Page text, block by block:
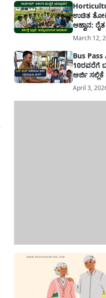
ಉಚಿತ
ಆಹ್ವಾನ:
March 12,
Bus
10ರವರೆಗೆ
ಅರ್ಜಿ ಸಲ್ಲಿಕೆ
April 3,